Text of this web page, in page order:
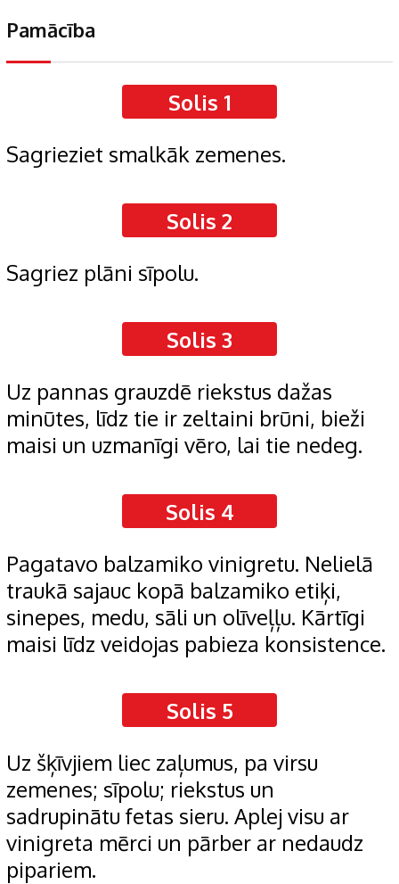
Pamācība
Solis 1
Sagrieziet smalkāk zemenes.
Solis 2
Sagriez plāni sīpolu.
Solis 3
Uz pannas grauzdē riekstus dažas
minūtes, līdz tie ir zeltaini brūni, bieži
maisi un uzmanīgi vēro, lai tie nedeg.
Solis 4
Pagatavo balzamiko vinigretu. Nelielā
traukā sajauc kopā balzamiko etiķi,
sinepes, medu, sāli un olīveļļu. Kārtīgi
maisi līdz veidojas pabieza konsistence.
Solis 5
Uz šķīvjiem liec zaļumus, pa virsu
zemenes; sīpolu; riekstus un
sadrupinātu fetas sieru. Aplej visu ar
vinigreta mērci un pārber ar nedaudz
pipariem.